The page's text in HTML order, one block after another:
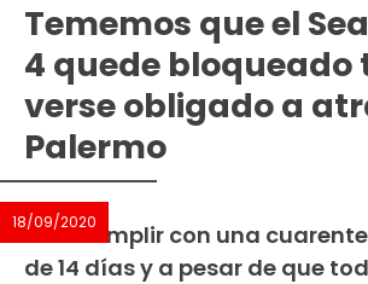
Tememos que el
4 quede bloqueado
verse obligado a
Palermo
18/09/2020
Tras cumplir con una
de 14 días y a pesar de que